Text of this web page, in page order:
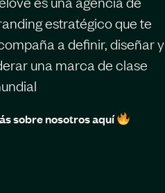
estratégico que te
a definir, diseñar y
una marca de clase
sobre nosotros aquí